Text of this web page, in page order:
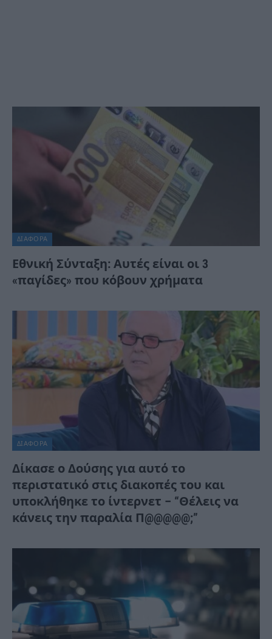
ΔΙΆΦΟΡΑ
Εθνική Σύνταξη: Αυτές είναι οι 3
«παγίδες» που κόβουν χρήματα
ΔΙΆΦΟΡΑ
Δίκασε ο Δούσης για αυτό το
περιστατικό στις διακοπές του και
υποκλήθηκε το ίντερνετ – “Θέλεις να
κάνεις την παραλία Π@@@@@;”